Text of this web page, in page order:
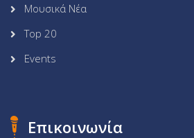
Μουσικά Νέα
Top 20
Events
Επικοινωνία